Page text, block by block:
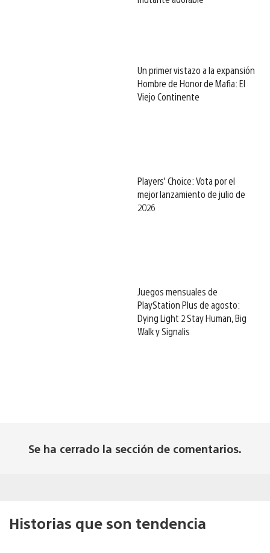
Un primer vistazo a la expansión
Hombre de Honor de Mafia: El
Viejo Continente
Players’ Choice: Vota por el
mejor lanzamiento de julio de
2026
Juegos mensuales de
PlayStation Plus de agosto:
Dying Light 2 Stay Human, Big
Walk y Signalis
Se ha cerrado la sección de comentarios.
Historias que son tendencia